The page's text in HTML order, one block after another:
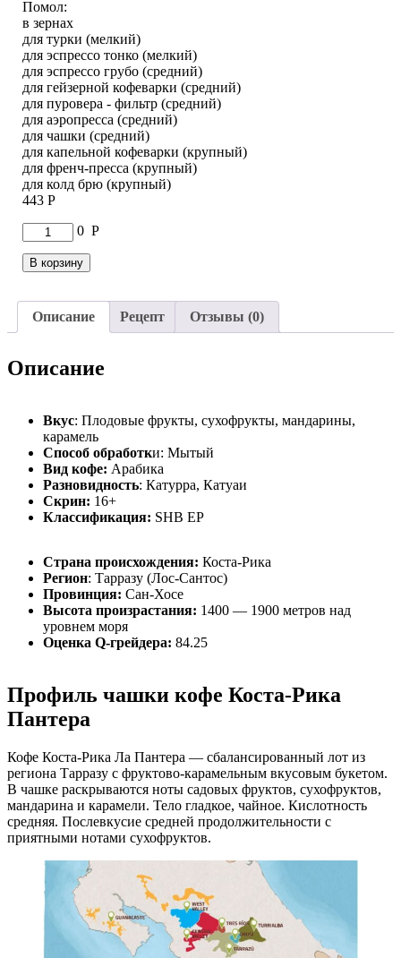
Помол:
в зернах
для турки (мелкий)
для эспрессо тонко (мелкий)
для эспрессо грубо (средний)
для гейзерной кофеварки (средний)
для пуровера - фильтр (средний)
для аэропресса (средний)
для чашки (средний)
для капельной кофеварки (крупный)
для френч-пресса (крупный)
для колд брю (крупный)
443Р
Количество
товара
Кофе
Ла
Пантера
0 Р
В корзину
Описание Рецепт Отзывы (0)
Описание
Вкус: Плодовые фрукты, сухофрукты, мандарины,
карамель
Способ обработки: Мытый
Вид кофе: Арабика
Разновидность: Катурра, Катуаи
Скрин: 16+
Классификация: SHB EP
Страна происхождения: Коста-Рика
Регион: Тарразу (Лос-Сантос)
Провинция: Сан-Хосе
Высота произрастания: 1400 — 1900 метров над
уровнем моря
Оценка Q-грейдера: 84.25
Профиль чашки кофе Коста-Рика
Пантера
Кофе Коста-Рика Ла Пантера — сбалансированный лот из
региона Тарразу с фруктово-карамельным вкусовым букетом.
В чашке раскрываются ноты садовых фруктов, сухофруктов,
мандарина и карамели. Тело гладкое, чайное. Кислотность
средняя. Послевкусие средней продолжительности с
приятными нотами сухофруктов.